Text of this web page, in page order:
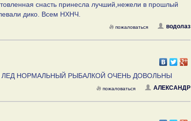
снасть принесла лучший,нежели в прошлый
дико. Всем НХНЧ.
водолаз
пожаловаться
ЛЕД НОРМАЛЬНЫЙ РЫБАЛКОЙ ОЧЕНЬ ДОВОЛЬНЫ
АЛЕКСАНДР
пожаловаться